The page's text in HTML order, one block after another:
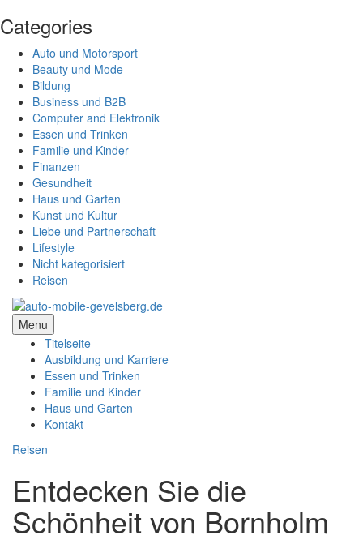
Categories
Auto und Motorsport
Beauty und Mode
Bildung
Business und B2B
Computer and Elektronik
Essen und Trinken
Familie und Kinder
Finanzen
Gesundheit
Haus und Garten
Kunst und Kultur
Liebe und Partnerschaft
Lifestyle
Nicht kategorisiert
Reisen
Menu
Titelseite
Ausbildung und Karriere
Essen und Trinken
Familie und Kinder
Haus und Garten
Kontakt
Reisen
Entdecken Sie die
Schönheit von Bornholm